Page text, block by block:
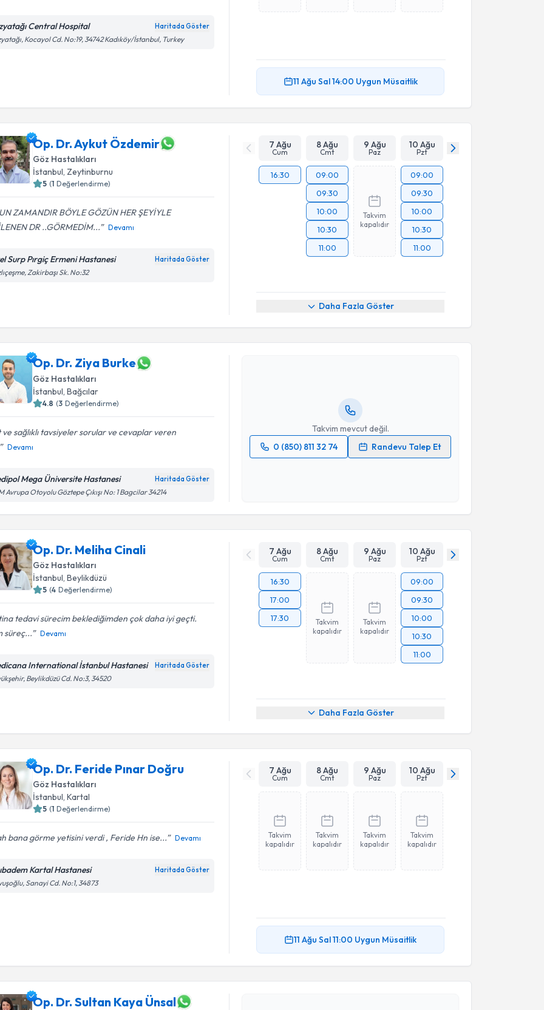
Central Hospital Haritada Göster
Kocayol Cd. No:19, 34742 Kadıköy/İstanbul, Turkey
11 Ağu Sal14:00 Uygun Müsaitlik
Op. Dr. Aykut Özdemir
Göz Hastalıkları
İstanbul, Zeytinburnu
5 (1 Değerlendirme)
ZAMANDIR BÖYLE GÖZÜN HER ŞEYİYLE
DR ..GÖRMEDİM...
Devamı
Surp Pırgiç Ermeni Hastanesi Haritada Göster
Zakirbaşı Sk. No:32
7 Ağu
Cum
8 Ağu
Cmt
9 Ağu
Paz
10 Ağu
Pzt
16:30
09:00
09:30
10:00
10:30
11:00
Takvim
kapalıdır
09:00
09:30
10:00
10:30
11:00
Daha Fazla Göster
Op. Dr. Ziya Burke
Göz Hastalıkları
İstanbul , Bağcılar
4.8 (3 Değerlendirme)
ve sağlıklı tavsiyeler sorular ve cevaplar veren
Devamı
Mega Üniversite Hastanesi Haritada Göster
Avrupa Otoyolu Göztepe Çıkışı No: 1 Bagcilar 34214
Takvim mevcut değil.
0 (850) 811 32 74
Randevu Talep Et
Randevu Takvimi Talebi
Op. Dr. Ziya Burke
Takvim Talebini Gönder
Op. Dr. Meliha Cinali
Göz Hastalıkları
İstanbul , Beylikdüzü
5 (4 Değerlendirme)
tedavi sürecim beklediğimden çok daha iyi geçti.
süreç...
Devamı
International İstanbul Hastanesi Haritada Göster
Beylikdüzü Cd. No:3, 34520
7 Ağu
Cum
8 Ağu
Cmt
9 Ağu
Paz
10 Ağu
Pzt
16:30
17:00
17:30
Takvim
kapalıdır
Takvim
kapalıdır
09:00
09:30
10:00
10:30
11:00
Daha Fazla Göster
Op. Dr. Feride Pınar Doğru
Göz Hastalıkları
İstanbul, Kartal
5 (1 Değerlendirme)
bana görme yetisini verdi , Feride Hn ise... Devamı
Kartal Hastanesi Haritada Göster
Sanayi Cd. No:1, 34873
7 Ağu
Cum
8 Ağu
Cmt
9 Ağu
Paz
10 Ağu
Pzt
Takvim
kapalıdır
Takvim
kapalıdır
Takvim
kapalıdır
Takvim
kapalıdır
11 Ağu Sal11:00 Uygun Müsaitlik
Op. Dr. Sultan Kaya Ünsal
Randevu Takvimi Talebi
Op. Dr. Sultan Kaya Ünsaliçin randevu takvimi talebi
oluşturun. Size bu uzmandan randevu almanız için bir takvim